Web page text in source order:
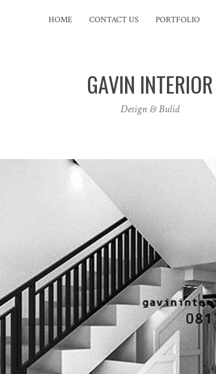
HOME CONTACT US PORTFOLIO
GAVIN INTERIOR
Design & Bulid